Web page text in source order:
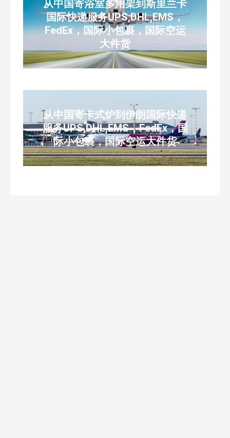
从中国寄浴室多用架到斯里兰卡
国际快递服务UPS,DHL,EMS，
FedEx，国际小包裹，国际空运
大件货
从中国寄卡式炉到伊朗国际快递
服务UPS,DHL,EMS，FedEx，国
际小包裹，国际空运大件货